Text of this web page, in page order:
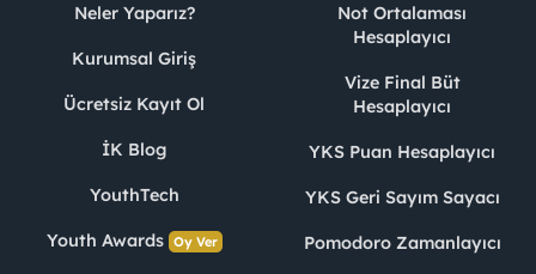
Neler Yaparız?
Kurumsal Giriş
Ücretsiz Kayıt Ol
İK Blog
YouthTech
Youth Awards Oy Ver
Not Ortalaması
Hesaplayıcı
Vize Final Büt
Hesaplayıcı
YKS Puan Hesaplayıcı
YKS Geri Sayım Sayacı
Pomodoro Zamanlayıcı